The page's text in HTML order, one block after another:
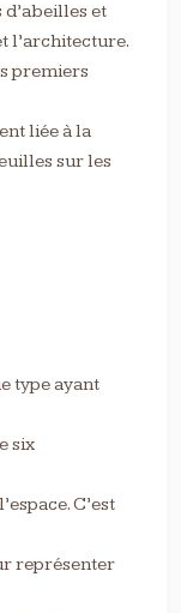
et
l’architecture.
premiers
liée à la
sur les
type ayant
six
C’est
représenter